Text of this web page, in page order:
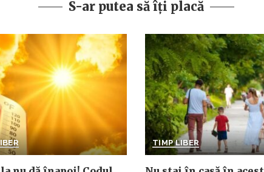
S-ar putea să îți placă
TIMP LIBER